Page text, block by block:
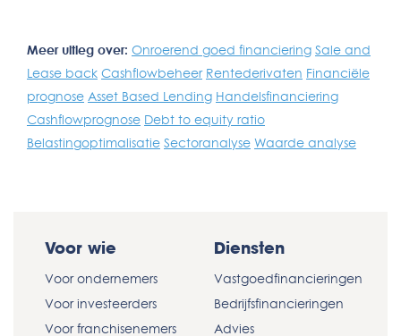
Meer uitleg over: Onroerend goed financiering Sale and
Lease back Cashflowbeheer Rentederivaten Financiële
prognose Asset Based Lending Handelsfinanciering
Cashflowprognose Debt to equity ratio
Belastingoptimalisatie Sectoranalyse Waarde analyse
Voor wie
Voor ondernemers
Voor investeerders
Voor franchisenemers
Diensten
Vastgoedfinancieringen
Bedrijfsfinancieringen
Advies